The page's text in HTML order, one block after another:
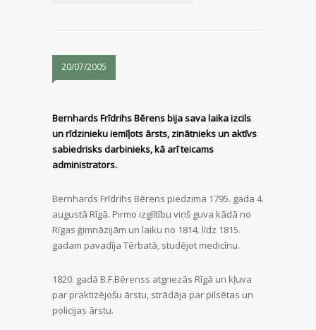
20/07/2005
Bernhards Frīdrihs Bērens bija sava laika izcils
un rīdzinieku iemīļots ārsts, zinātnieks un aktīvs
sabiedrisks darbinieks, kā arī teicams
administrators.
Bernhards Frīdrihs Bērens piedzima 1795. gada 4.
augustā Rīgā. Pirmo izglītību viņš guva kādā no
Rīgas ģimnāzijām un laiku no 1814. līdz 1815.
gadam pavadīja Tērbatā, studējot medicīnu.
1820. gadā B.F.Bērenss atgriezās Rīgā un kļuva
par praktizējošu ārstu, strādāja par pilsētas un
policijas ārstu.